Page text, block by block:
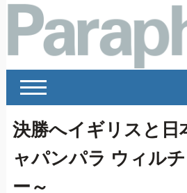
決勝へイギリスと日
ャパンパラ ウィル
ー～